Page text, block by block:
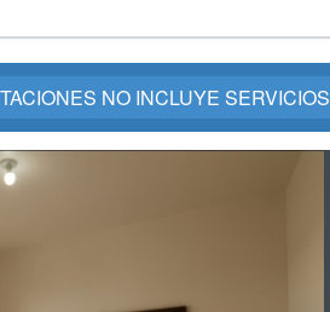
NO INCLUYE SERVICIOS